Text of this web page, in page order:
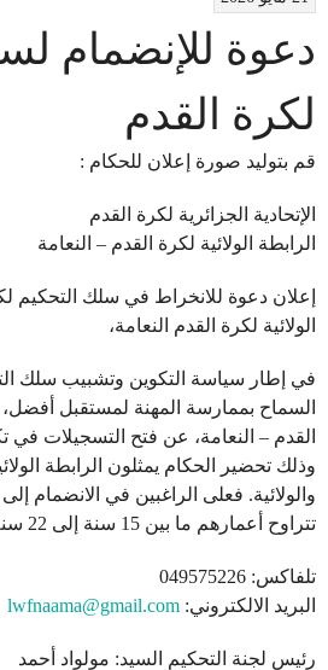
دعوة للإنضمام
لكرة القدم
قم بتوليد صورة إعلان للحكام :
الإتحادية الجزائرية لكرة القدم
الرابطة الولائية لكرة القدم – النعامة
إعلان دعوة للانخراط في سلك التحكيم
الولائية لكرة القدم النعامة،
في إطار سياسة التكوين وتشبيب سلك
السماح بممارسة المهنة لمستقبل أفضل،
القدم – النعامة، عن فتح التسجيلات في
وذلك تحضير الحكام يمثلون الرابطة
والولائية. فعلى الراغبين في الانضمام
تتراوح أعمارهم ما بين 15 سنة إلى 22 سنة الاتصال بالرابطة.
تلفاكس: 049575226
البريد الالكتروني: lwfnaama@gmail.com
رئيس لجنة التحكيم السيد: مولواد أحمد